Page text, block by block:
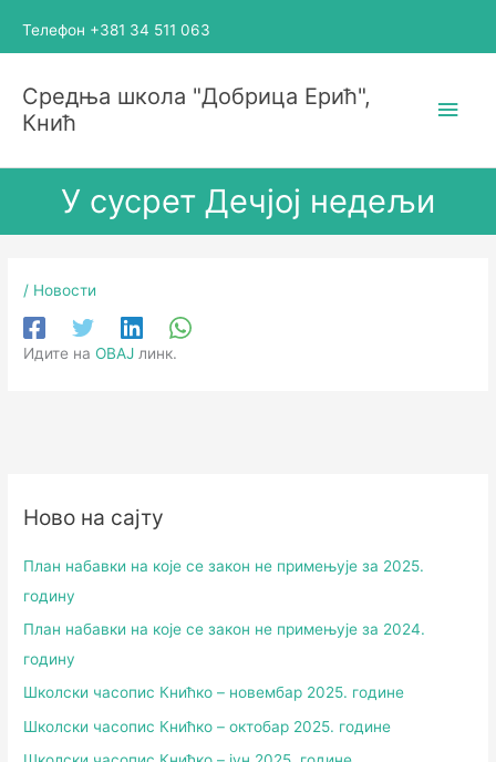
Телефон +381 34 511 063
Средња школа "Добрица Ерић",
Кнић
У сусрет Дечјој недељи
/ Новости
Идите наОВАЈ линк.
Ново на сајту
План набавки на које се закон не примењује за 2025.
годину
План набавки на које се закон не примењује за 2024.
годину
Школски часопис Книћко – новембар 2025. године
Школски часопис Книћко – октобар 2025. године